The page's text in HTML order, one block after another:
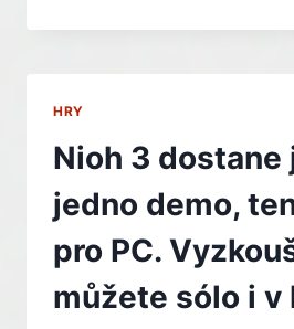
PRO
SHAWN
LAYDEN
HRY
Nioh 3 dostane
jedno demo,
pro PC.
můžete sólo i v